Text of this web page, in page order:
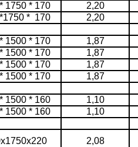
1750 * 170 2,20
* 170 2,20
1500 * 170 1,87
1500 * 170 1,87
1500 * 170 1,87
1500 * 170 1,87
1500 * 160 1,10
1500 * 160 1,10
2,08